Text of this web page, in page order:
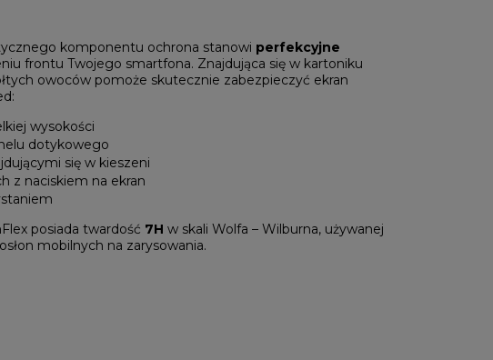
komponentu ochrona stanowi perfekcyjne
frontu Twojego smartfona. Znajdująca się w kartoniku
owoców pomoże skutecznie zabezpieczyć ekran
wysokości
dotykowego
się w kieszeni
z naciskiem na ekran
posiada twardość 7H w skali Wolfa – Wilburna, używanej
mobilnych na zarysowania.